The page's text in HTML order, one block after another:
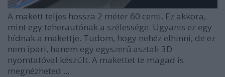
A makett teljes hossza 2 méter 60 centi. Ez akkora,
mint egy teherautónak a szélessége. Ugyanis ez egy
hídnak a makettje. Tudom, hogy nehéz elhinni, de ez
nem ipari, hanem egy egyszerű asztali 3D
nyomtatóval készült. A makettet te magad is
megnézheted ...